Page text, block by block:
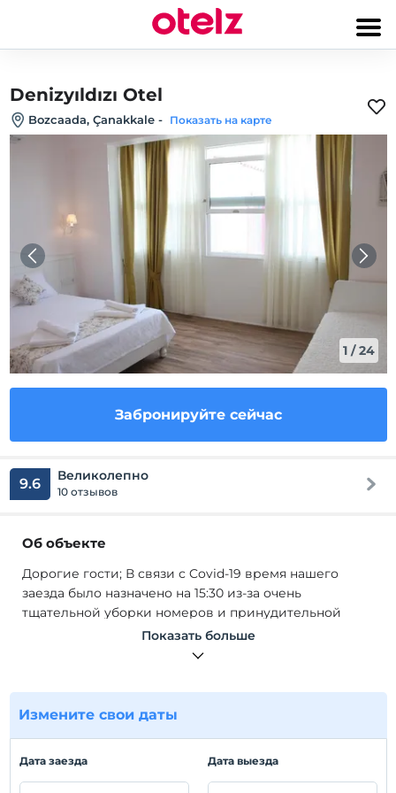
Denizyıldızı Otel
Bozcaada, Çanakkale - Показать на карте
1 /24
Забронируйте сейчас
9.6 Великолепно
10 отзывов
Об объекте
Дорогие гости; В связи с Covid-19 время нашего
заезда было назначено на 15:30 из-за очень
тщательной уборки номеров и принудительной
вентиляции. Спасибо за понимание. (Наш завтрак
подается в ресторане, работающем по контракту, в
деревянным эркером было завершено в 2018 году, и
это наше новое здание отеля. Наш отель находится в
море и природу из порта.
Показать больше
Измените свои даты
Дата заезда Дата выезда